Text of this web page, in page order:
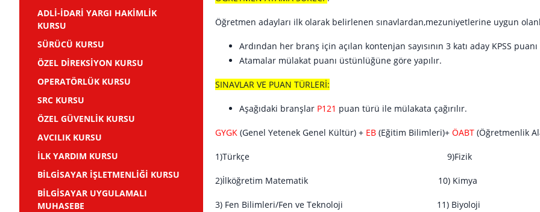
ADLİ-İDARİ YARGI HAKİMLİK
KURSU
SÜRÜCÜ KURSU
ÖZEL DİREKSİYON KURSU
OPERATÖRLÜK KURSU
SRC KURSU
ÖZEL GÜVENLİK KURSU
AVCILIK KURSU
İLK YARDIM KURSU
BİLGİSAYAR İŞLETMENLİĞİ KURSU
BİLGİSAYAR UYGULAMALI
MUHASEBE
Öğretmen adayları ilk olarak belirlenen sınavlardan,mezuniyetlerine uygun
Ardından her branş için açılan kontenjan sayısının 3 katı aday KPSS
Atamalar mülakat puanı üstünlüğüne göre yapılır.
SINAVLAR VE PUAN TÜRLERİ:
Aşağıdaki branşlar P121 puan türü ile mülakata çağırılır.
GYGK (Genel Yetenek Genel Kültür) + EB (Eğitim Bilimleri)+ ÖABT (Öğretmenlik
1)Türkçe 9)Fizik
2)İlköğretim Matematik 10) Kimya
3) Fen Bilimleri/Fen ve Teknoloji 11) Biyoloji